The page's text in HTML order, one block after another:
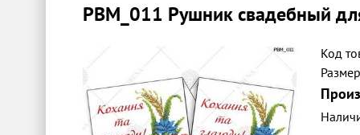
РВМ_011 Рушник свадебный
Код